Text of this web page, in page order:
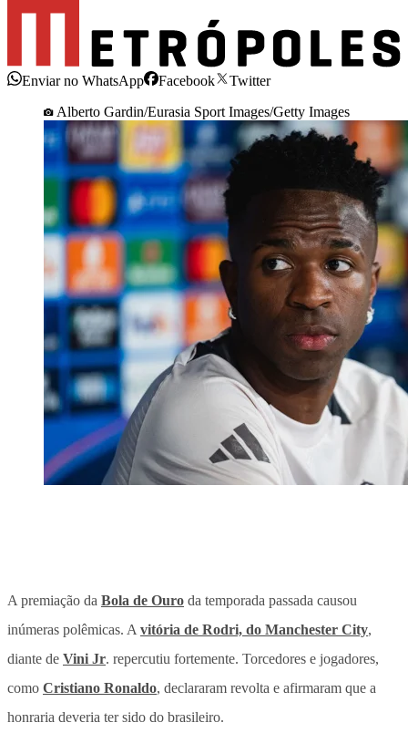
Enviar no WhatsApp Facebook
Twitter
Alberto Gardin/Eurasia Sport Images/Getty Images
A premiação da Bola de Ouro da temporada passada causou
inúmeras polêmicas. A vitória de Rodri, do Manchester City,
diante de Vini Jr. repercutiu fortemente. Torcedores e jogadores,
como Cristiano Ronaldo, declararam revolta e afirmaram que a
honraria deveria ter sido do brasileiro.